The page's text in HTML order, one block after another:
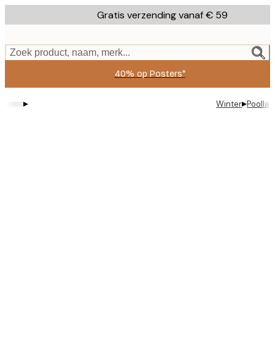
to
content.
Gratis verzending vanaf € 59
Zoek product, naam, merk...
40% op Posters*
▸ Winter▸